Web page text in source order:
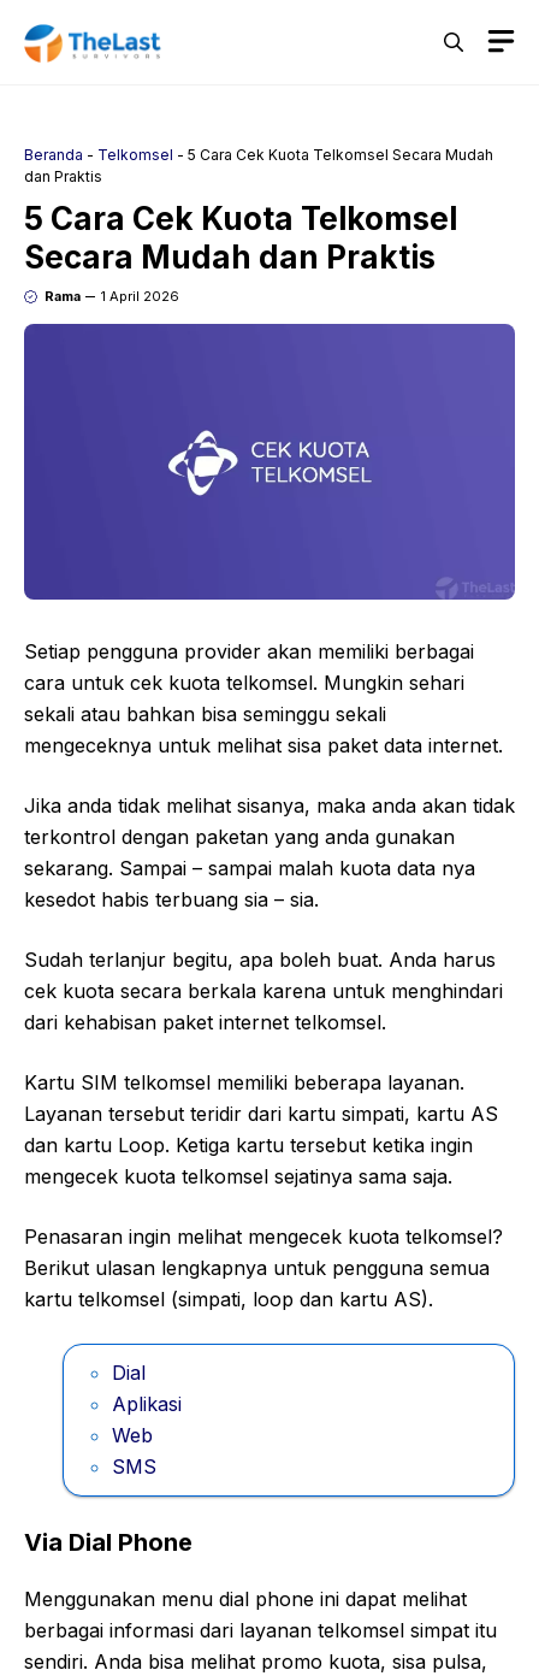
Beranda - Telkomsel - 5 Cara Cek Kuota Telkomsel Secara Mudah
dan Praktis
5 Cara Cek Kuota Telkomsel
Secara Mudah dan Praktis
Rama 1 April 2026
Setiap pengguna provider akan memiliki berbagai
cara untuk cek kuota telkomsel. Mungkin sehari
sekali atau bahkan bisa seminggu sekali
mengeceknya untuk melihat sisa paket data internet.
Jika anda tidak melihat sisanya, maka anda akan tidak
terkontrol dengan paketan yang anda gunakan
sekarang. Sampai – sampai malah kuota data nya
kesedot habis terbuang sia – sia.
Sudah terlanjur begitu, apa boleh buat. Anda harus
cek kuota secara berkala karena untuk menghindari
dari kehabisan paket internet telkomsel.
Kartu SIM telkomsel memiliki beberapa layanan.
Layanan tersebut teridir dari kartu simpati, kartu AS
dan kartu Loop. Ketiga kartu tersebut ketika ingin
mengecek kuota telkomsel sejatinya sama saja.
Penasaran ingin melihat mengecek kuota telkomsel?
Berikut ulasan lengkapnya untuk pengguna semua
kartu telkomsel (simpati, loop dan kartu AS).
Dial
Aplikasi
Web
SMS
Via Dial Phone
Menggunakan menu dial phone ini dapat melihat
berbagai informasi dari layanan telkomsel simpat itu
sendiri. Anda bisa melihat promo kuota, sisa pulsa,